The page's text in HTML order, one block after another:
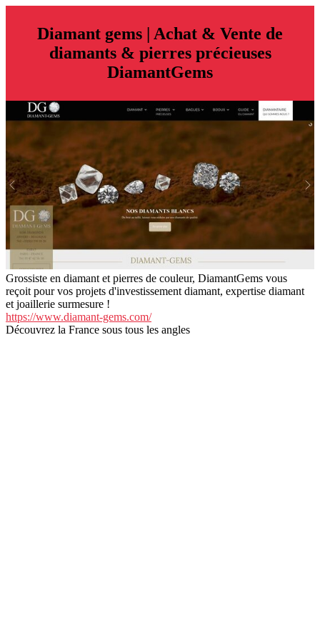
Diamant gems | Achat & Vente de
diamants & pierres précieuses
DiamantGems
Grossiste en diamant et pierres de couleur, DiamantGems vous
reçoit pour vos projets d'investissement diamant, expertise diamant
et joaillerie surmesure !
https://www.diamant-gems.com/
Découvrez la France sous tous les angles